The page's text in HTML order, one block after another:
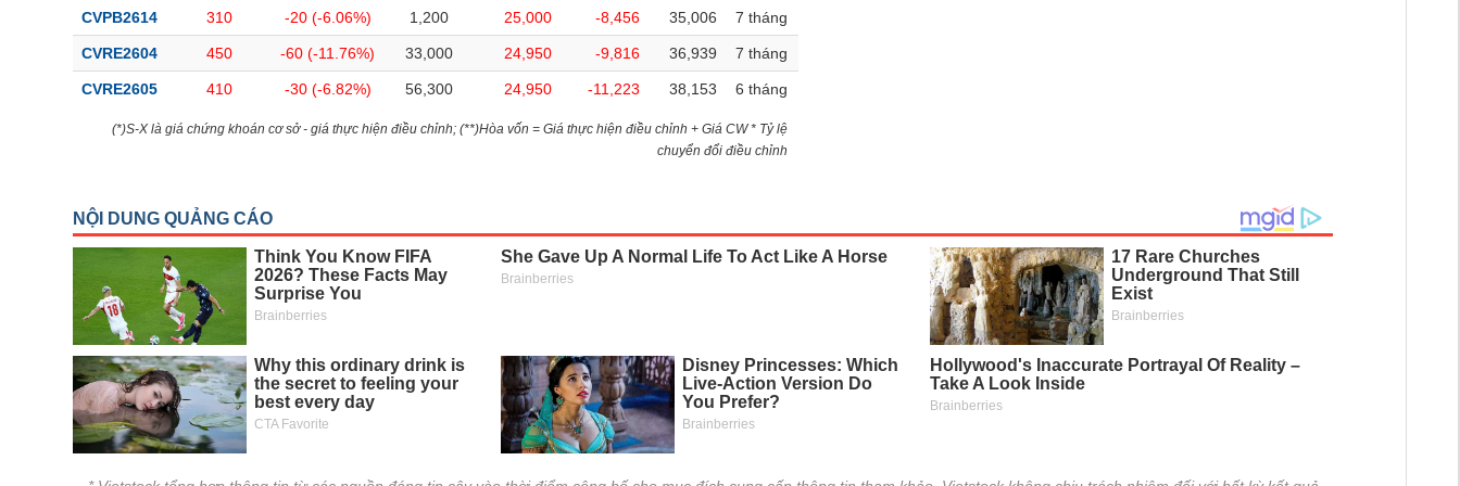
CVPB2614 310 -20 (-6.06%) 1,200 25,000 -8,456 35,006 7 tháng
CVRE2604 450 -60 (-11.76%) 33,000 24,950 -9,816 36,939 7 tháng
CVRE2605 410 -30 (-6.82%) 56,300 24,950 -11,223 38,153 6 tháng
(*)S-X là giá chứng khoán cơ sở - giá thực hiện điều chỉnh; (**)Hòa vốn = Giá thực hiện điều chỉnh + Giá CW * Tỷ lệ
chuyển đổi điều chỉnh